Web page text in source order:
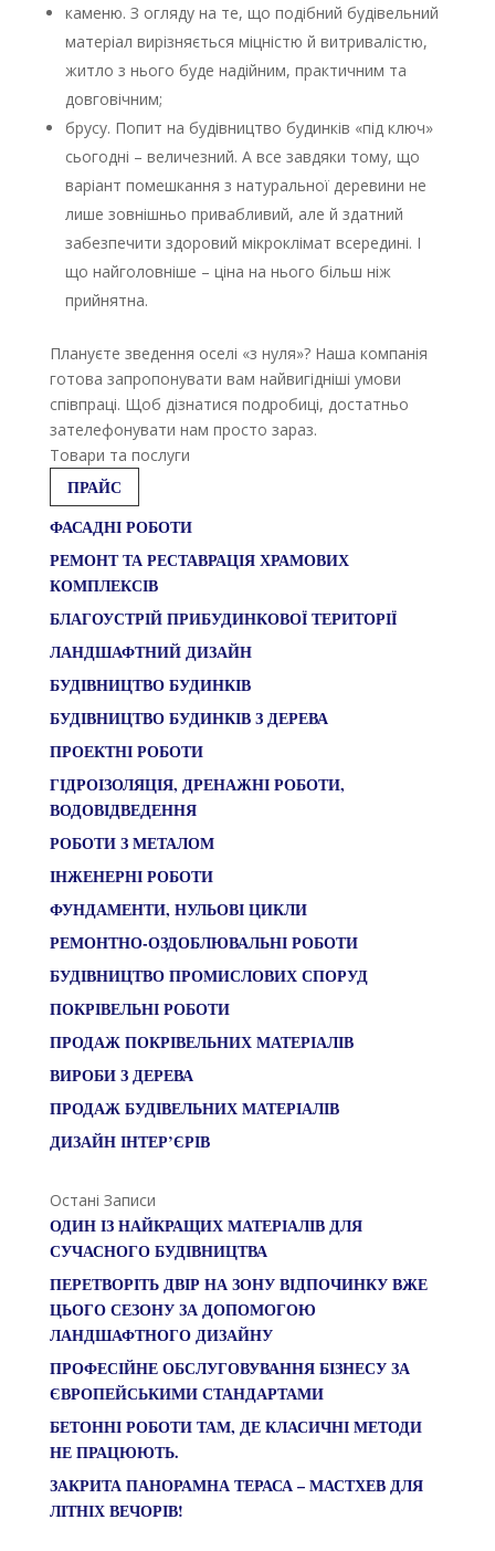
каменю. З огляду на те, що подібний будівельний
матеріал вирізняється міцністю й витривалістю,
житло з нього буде надійним, практичним та
довговічним;
брусу. Попит на будівництво будинків «під ключ»
сьогодні – величезний. А все завдяки тому, що
варіант помешкання з натуральної деревини не
лише зовнішньо привабливий, але й здатний
забезпечити здоровий мікроклімат всередині. І
що найголовніше – ціна на нього більш ніж
прийнятна.
Плануєте зведення оселі «з нуля»? Наша компанія
готова запропонувати вам найвигідніші умови
співпраці. Щоб дізнатися подробиці, достатньо
зателефонувати нам просто зараз.
Товари та послуги
ПРАЙС
ФАСАДНІ РОБОТИ
РЕМОНТ ТА РЕСТАВРАЦІЯ ХРАМОВИХ
КОМПЛЕКСІВ
БЛАГОУСТРІЙ ПРИБУДИНКОВОЇ ТЕРИТОРІЇ
ЛАНДШАФТНИЙ ДИЗАЙН
БУДІВНИЦТВО БУДИНКІВ
БУДІВНИЦТВО БУДИНКІВ З ДЕРЕВА
ПРОЕКТНІ РОБОТИ
ГІДРОІЗОЛЯЦІЯ, ДРЕНАЖНІ РОБОТИ,
ВОДОВІДВЕДЕННЯ
РОБОТИ З МЕТАЛОМ
ІНЖЕНЕРНІ РОБОТИ
ФУНДАМЕНТИ, НУЛЬОВІ ЦИКЛИ
РЕМОНТНО-ОЗДОБЛЮВАЛЬНІ РОБОТИ
БУДІВНИЦТВО ПРОМИСЛОВИХ СПОРУД
ПОКРІВЕЛЬНІ РОБОТИ
ПРОДАЖ ПОКРІВЕЛЬНИХ МАТЕРІАЛІВ
ВИРОБИ З ДЕРЕВА
ПРОДАЖ БУДІВЕЛЬНИХ МАТЕРІАЛІВ
ДИЗАЙН ІНТЕР’ЄРІВ
Остані Записи
ОДИН ІЗ НАЙКРАЩИХ МАТЕРІАЛІВ ДЛЯ
СУЧАСНОГО БУДІВНИЦТВА
ПЕРЕТВОРІТЬ ДВІР НА ЗОНУ ВІДПОЧИНКУ ВЖЕ
ЦЬОГО СЕЗОНУ ЗА ДОПОМОГОЮ
ЛАНДШАФТНОГО ДИЗАЙНУ
ПРОФЕСІЙНЕ ОБСЛУГОВУВАННЯ БІЗНЕСУ ЗА
ЄВРОПЕЙСЬКИМИ СТАНДАРТАМИ
БЕТОННІ РОБОТИ ТАМ, ДЕ КЛАСИЧНІ МЕТОДИ
НЕ ПРАЦЮЮТЬ.
ЗАКРИТА ПАНОРАМНА ТЕРАСА – МАСТХЕВ ДЛЯ
ЛІТНІХ ВЕЧОРІВ!